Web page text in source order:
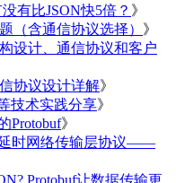
有比JSON快5倍？ 》
（含通信协议选择） 》
设计、通信协议和客户
协议设计详解》
技术实践分享》
Protobuf》
时网络传输层协议——
Protobuf让数据传输更